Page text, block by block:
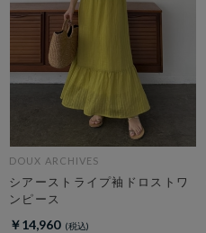
DOUX ARCHIVES
シアーストライプ袖ドロストワ
ンピース
￥14,960